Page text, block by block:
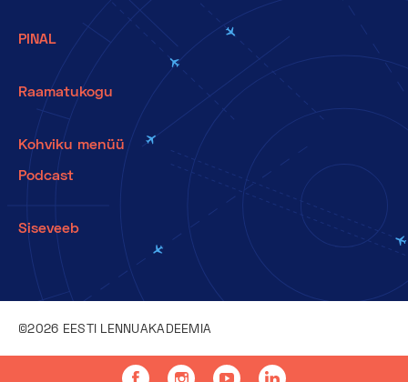
PINAL
Raamatukogu
Kohviku menüü
Podcast
Siseveeb
©2026 EESTI LENNUAKADEEMIA